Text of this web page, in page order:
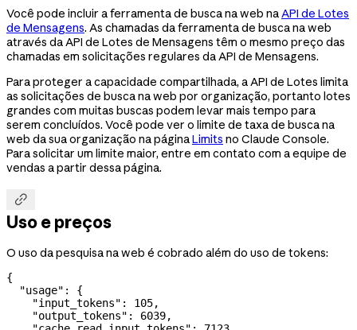
Você pode incluir a ferramenta de busca na web naAPI de Lotes
de Mensagens. As chamadas da ferramenta de busca na web
através da API de Lotes de Mensagens têm o mesmo preço das
chamadas em solicitações regulares da API de Mensagens.
Para proteger a capacidade compartilhada, a API de Lotes limita
as solicitações de busca na web por organização, portanto lotes
grandes com muitas buscas podem levar mais tempo para
serem concluídos. Você pode ver o limite de taxa de busca na
web da sua organização na páginaLimits no Claude Console.
Para solicitar um limite maior, entre em contato com a equipe de
vendas a partir dessa página.

Uso e preços
O uso da pesquisa na web é cobrado além do uso de tokens:
{
  "usage"
: {
    "input_tokens"
: 105,
    "output_tokens"
: 6039,